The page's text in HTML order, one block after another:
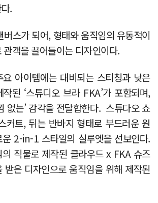
.
버스가 되어, 형태와 움직임의 유동적이
관객을 끌어들이는 디자인이다.
아이템에는 대비되는 스티칭과 낮은
된 ‘스튜디오 브라 FKA’가 포함되며,
없는’ 감각을 전달합한다. 스튜다오 쇼
커트, 뒤는 반바지 형태로 부드러운 원
운 2-in-1 스타일의 실루엣을 선보인다.
직물로 제작된 클라우드 x FKA 슈즈
받은 디자인으로 움직임을 위해 제작된